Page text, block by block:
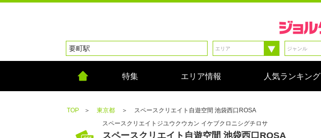
特集 エリア情報 人気ランキング
TOP ＞ 東京都 ＞
スペースクリエイト自遊空間 池袋西口ROSA
スペースクリエイトジユウクウカン イケブクロニシグチロサ
スペースクリエイト自遊空間 池袋西口ROSA